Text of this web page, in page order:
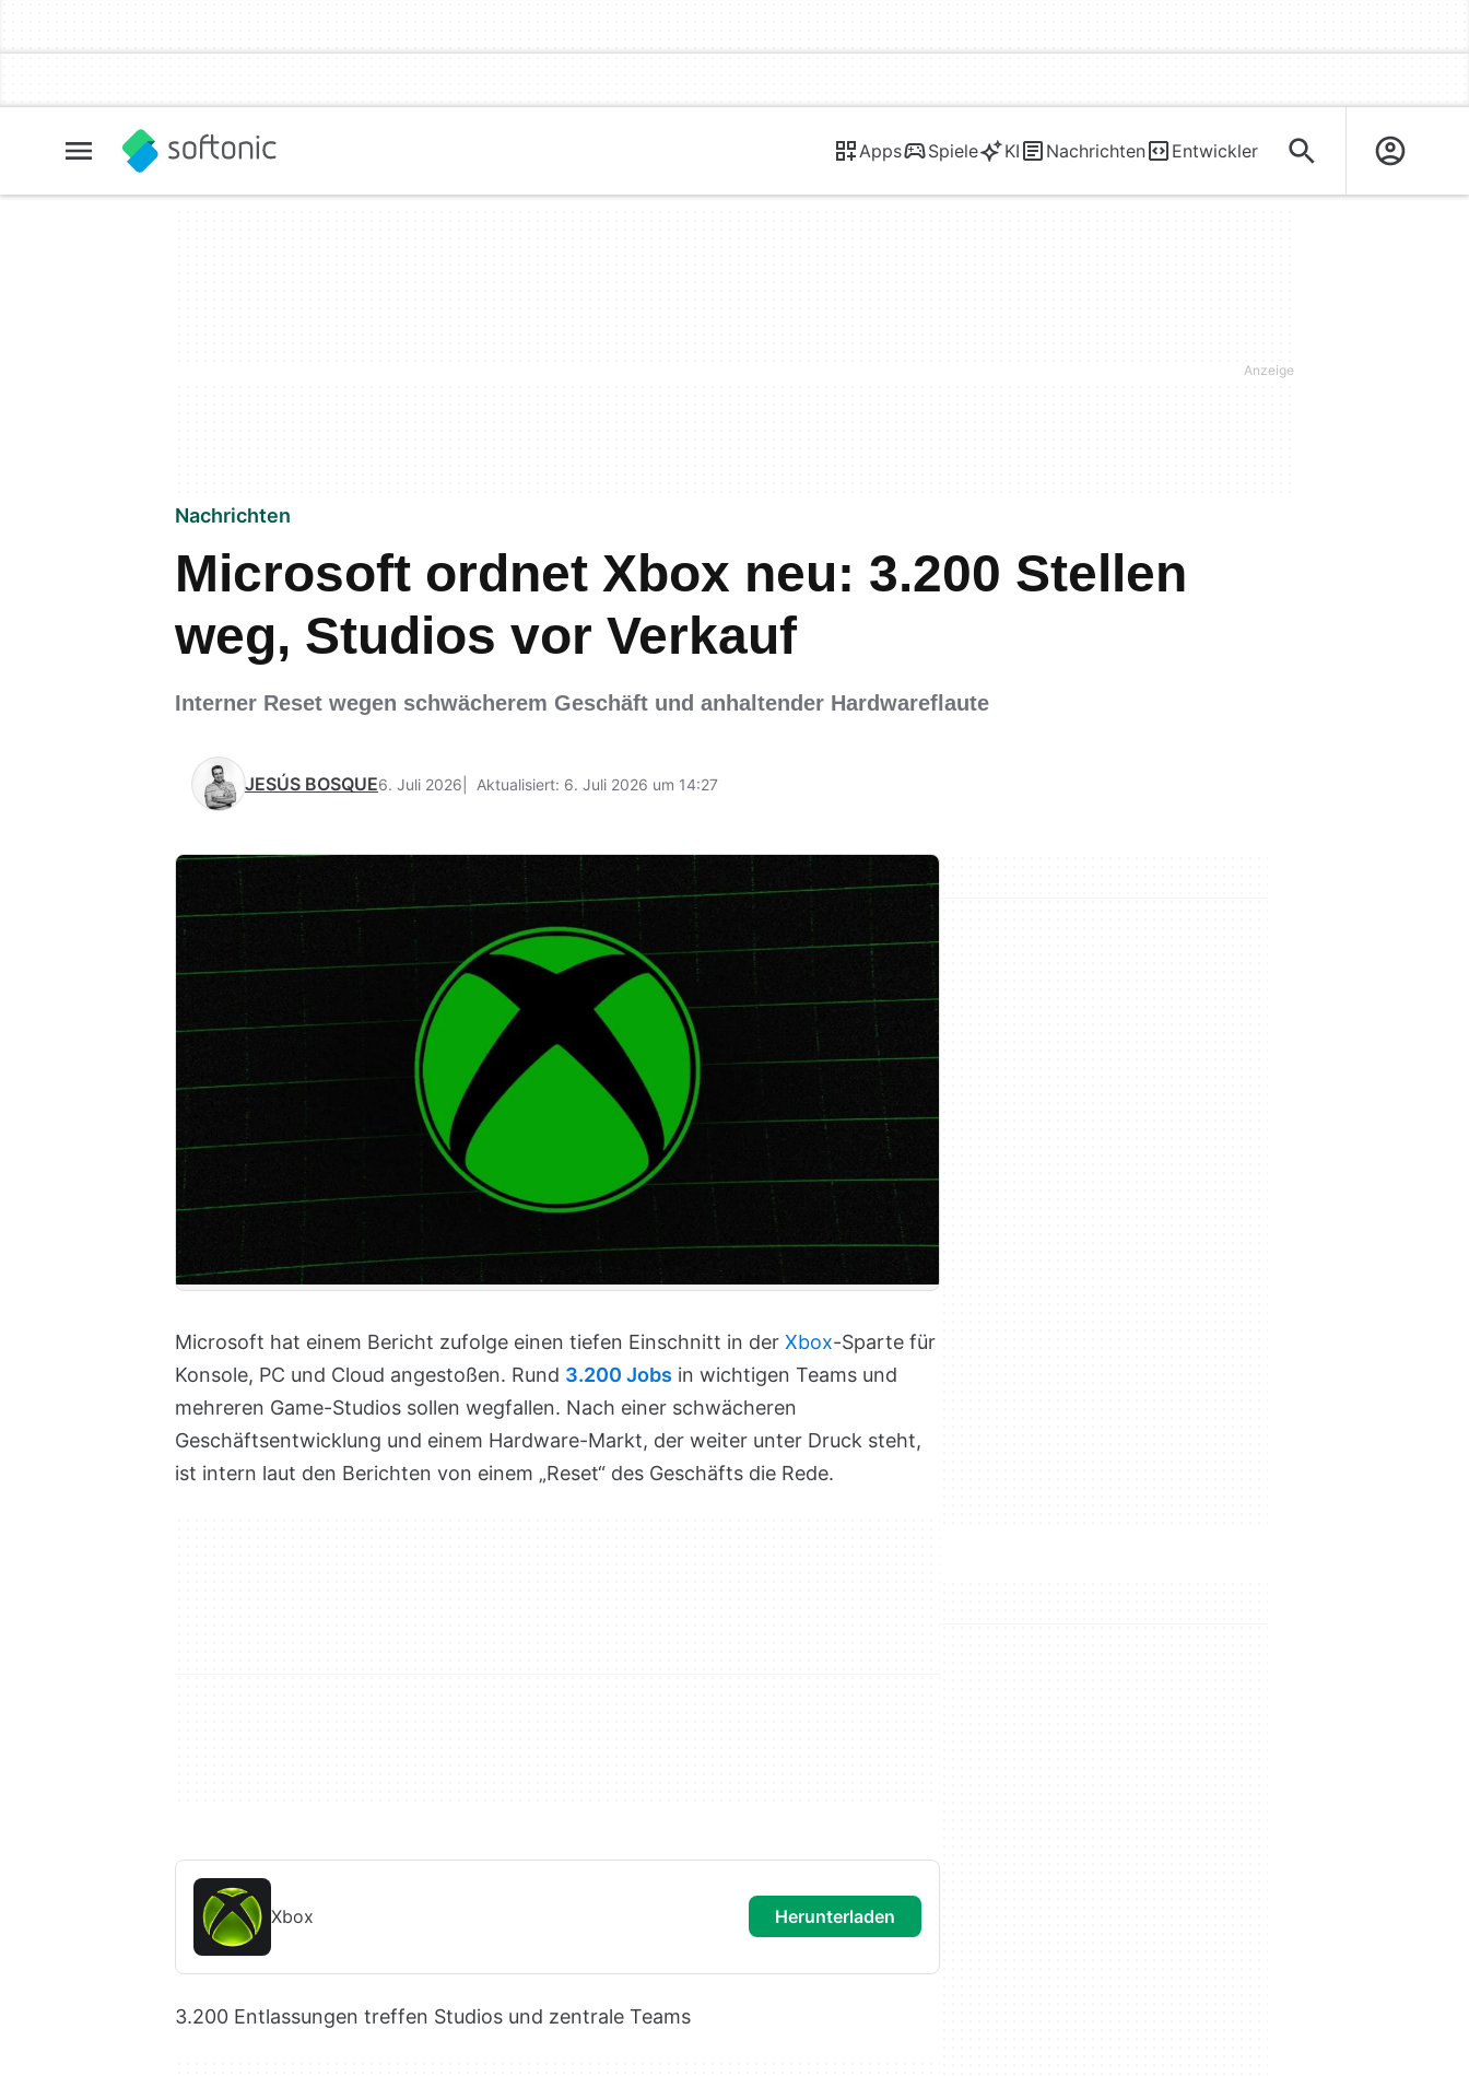
Apps Spiele KI Nachrichten Entwickler
Nachrichten
Microsoft ordnet Xbox neu: 3.200 Stellen
weg, Studios vor Verkauf
Interner Reset wegen schwächerem Geschäft und anhaltender Hardwareflaute
JESÚS BOSQUE6. Juli 2026 Aktualisiert: 6. Juli 2026 um 14:27
Microsoft hat einem Bericht zufolge einen tiefen Einschnitt in der Xbox-Sparte für
Konsole, PC und Cloud angestoßen. Rund 3.200 Jobs in wichtigen Teams und
mehreren Game-Studios sollen wegfallen. Nach einer schwächeren
Geschäftsentwicklung und einem Hardware-Markt, der weiter unter Druck steht,
ist intern laut den Berichten von einem „Reset“ des Geschäfts die Rede.
Xbox herunterladen
3.200 Entlassungen treffen Studios und zentrale Teams